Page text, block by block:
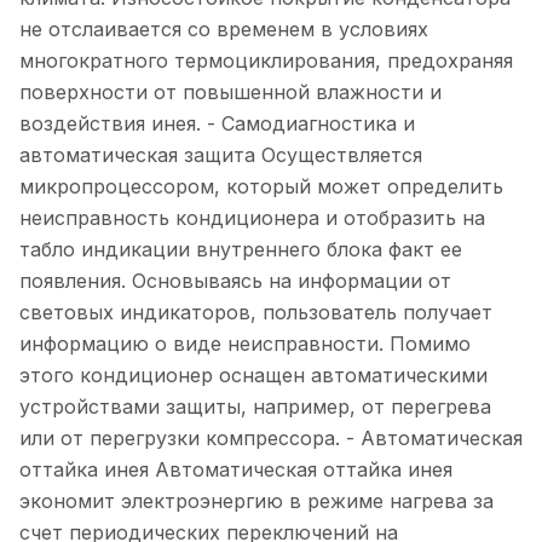
не отслаивается со временем в условиях
многократного термоциклирования, предохраняя
поверхности от повышенной влажности и
воздействия инея. - Самодиагностика и
автоматическая защита Осуществляется
микропроцессором, который может определить
неисправность кондиционера и отобразить на
табло индикации внутреннего блока факт ее
появления. Основываясь на информации от
световых индикаторов, пользователь получает
информацию о виде неисправности. Помимо
этого кондиционер оснащен автоматическими
устройствами защиты, например, от перегрева
или от перегрузки компрессора. - Автоматическая
оттайка инея Автоматическая оттайка инея
экономит электроэнергию в режиме нагрева за
счет периодических переключений на